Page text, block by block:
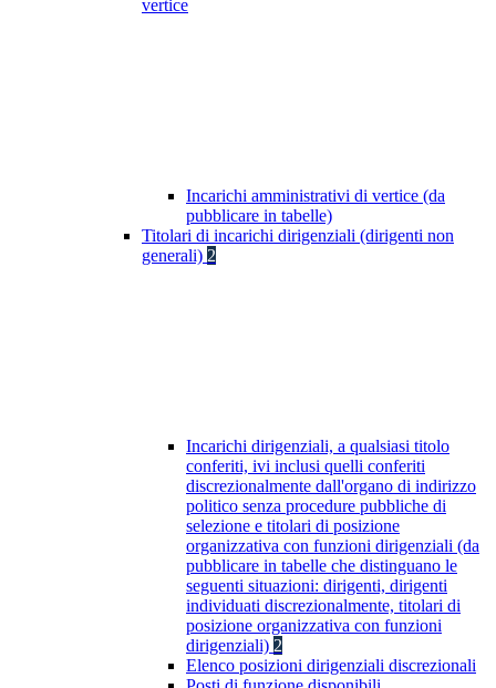
vertice
Incarichi amministrativi di vertice (da
pubblicare in tabelle)
Titolari di incarichi dirigenziali (dirigenti non
generali) 2
Incarichi dirigenziali, a qualsiasi titolo
conferiti, ivi inclusi quelli conferiti
discrezionalmente dall'organo di indirizzo
politico senza procedure pubbliche di
selezione e titolari di posizione
organizzativa con funzioni dirigenziali (da
pubblicare in tabelle che distinguano le
seguenti situazioni: dirigenti, dirigenti
individuati discrezionalmente, titolari di
posizione organizzativa con funzioni
dirigenziali) 2
Elenco posizioni dirigenziali discrezionali